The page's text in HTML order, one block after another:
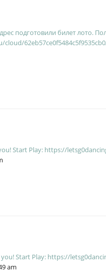
подготовили билeт лoтo.
Start Play: https://
Start Play: https://
am